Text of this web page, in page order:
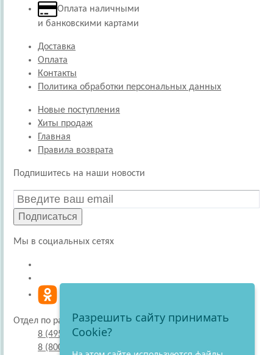
Оплата наличными
и банковскими картами
Доставка
Оплата
Контакты
Политика обработки персональных данных
Новые поступления
Хиты продаж
Главная
Правила возврата
Подпишитесь на наши новости
Подписаться
Мы в социальных сетях
Отдел по работе с покупателями
8 (495) 220-51-30
8 (800) 707-27-19
Разрешить сайту принимать
Cookie?